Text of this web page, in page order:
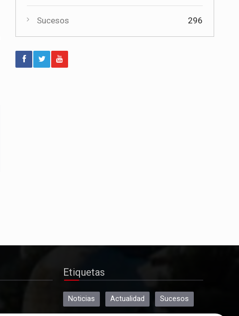
Tres bandas competirán en Mota del
Sucesos 296
Etiquetas
Noticias Actualidad Sucesos